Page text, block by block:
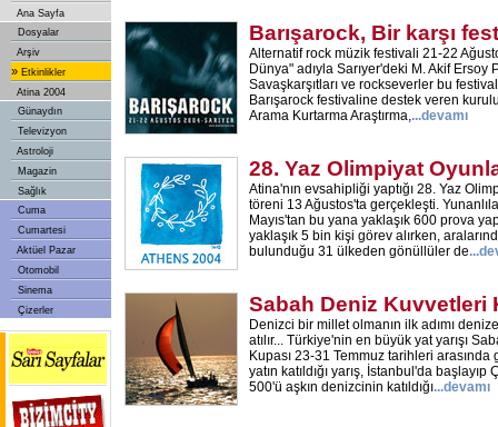
Ana Sayfa
Dosyalar
Arşiv
» Etkinlikler
Atina 2004
Günaydın
Televizyon
Astroloji
Magazin
Sağlık
Cuma
Cumartesi
Aktüel Pazar
Otomobil
Sinema
Çizerler
Barışarock, Bir karşı
Alternatif rock müzik festivali 21-22
Dünya" adıyla Sarıyer'deki M. Akif Ersoy
Savaşkarşıtları ve rockseverler bu
Barışarock festivaline destek veren
Arama Kurtarma Araştırma,...devamı
28. Yaz Olimpiyat
Atina'nın evsahipliği yaptığı 28. Yaz
töreni 13 Ağustos'ta gerçekleşti.
Mayıs'tan bu yana yaklaşık 600 prova
yaklaşık 5 bin kişi görev alırken,
bulunduğu 31 ülkeden gönüllüler de
Sabah Deniz Kuvvetleri
Denizci bir millet olmanın ilk adımı
atılır... Türkiye'nin en büyük yat yarışı
Kupası 23-31 Temmuz tarihleri arasında
yatın katıldığı yarış, İstanbul'da
500'ü aşkın denizcinin katıldığı...devamı